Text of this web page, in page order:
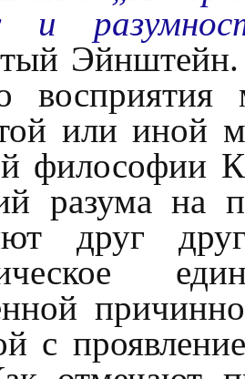
и
или иной
философии
разума на
друг
с